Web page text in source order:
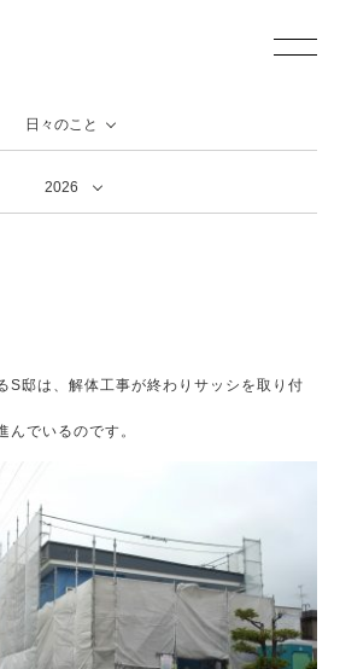
日々のこと
2026
S邸は、解体工事が終わりサッシを取り付
んでいるのです。